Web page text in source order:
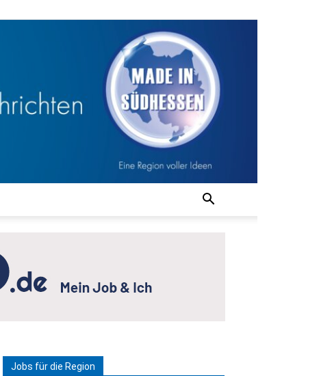
Jobs für die Region